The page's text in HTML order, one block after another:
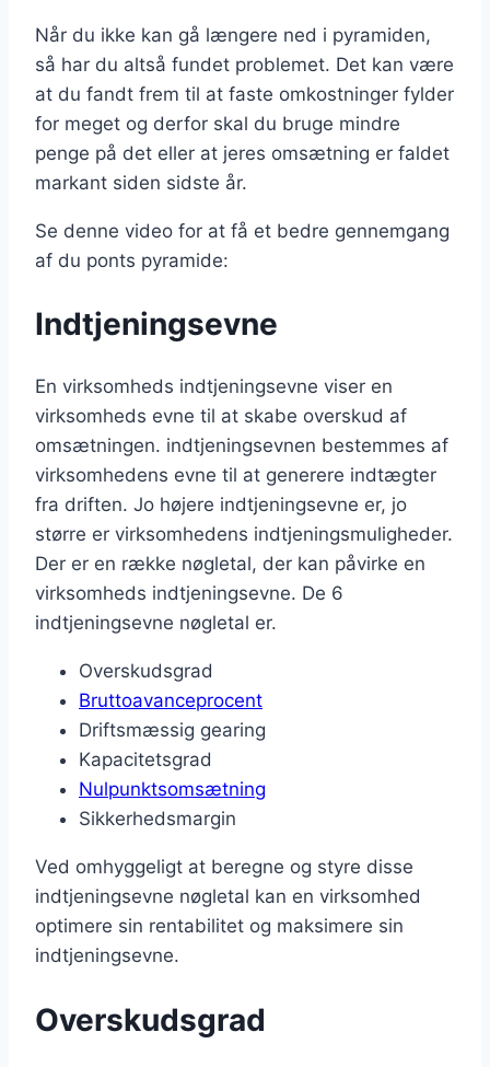
Når du ikke kan gå længere ned i pyramiden,
så har du altså fundet problemet. Det kan være
at du fandt frem til at faste omkostninger fylder
for meget og derfor skal du bruge mindre
penge på det eller at jeres omsætning er faldet
markant siden sidste år.
Se denne video for at få et bedre gennemgang
af du ponts pyramide:
Indtjeningsevne
En virksomheds indtjeningsevne viser en
virksomheds evne til at skabe overskud af
omsætningen. indtjeningsevnen bestemmes af
virksomhedens evne til at generere indtægter
fra driften. Jo højere indtjeningsevne er, jo
større er virksomhedens indtjeningsmuligheder.
Der er en række nøgletal, der kan påvirke en
virksomheds indtjeningsevne. De 6
indtjeningsevne nøgletal er.
Overskudsgrad
Bruttoavanceprocent
Driftsmæssig gearing
Kapacitetsgrad
Nulpunktsomsætning
Sikkerhedsmargin
Ved omhyggeligt at beregne og styre disse
indtjeningsevne nøgletal kan en virksomhed
optimere sin rentabilitet og maksimere sin
indtjeningsevne.
Overskudsgrad